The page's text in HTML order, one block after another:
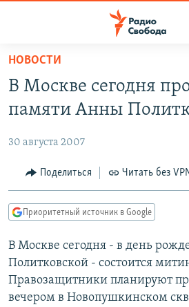
упрощенного
доступа
основному
Вернутся
главной
навигации
Вернутся
поиску
ЦИТАТЫ СВОБОДЫ
МНЕНИЯ
IDEL.РЕАЛИИ
КАВКАЗ.РЕАЛИИ
СЕВЕР.РЕАЛИИ
СИБИРЬ.РЕАЛИИ
НОВОСТИ
В Москве сегодня
памяти Анны
30 августа 2007
Поделиться Читать без
Приоритетный источник в Google
В Москве сегодня - в день
Политковской - состоится
Правозащитники планируют
вечером в Новопушкинском